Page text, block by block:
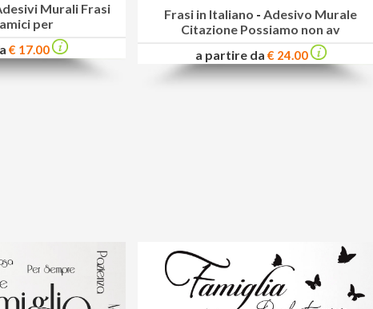
Murali Frasi
per
€ 17.00
Frasi in Italiano -Adesivo Murale
Citazione Possiamo non av
a partire da € 24.00